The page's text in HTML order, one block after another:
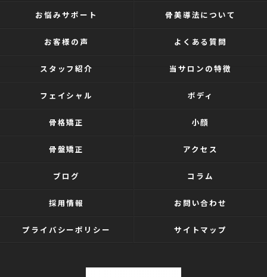
お悩みサポート 骨美導法について
お客様の声 よくある質問
スタッフ紹介 当サロンの特徴
フェイシャル ボディ
骨格矯正 小顔
骨盤矯正 アクセス
ブログ コラム
採用情報 お問い合わせ
プライバシーポリシー サイトマップ